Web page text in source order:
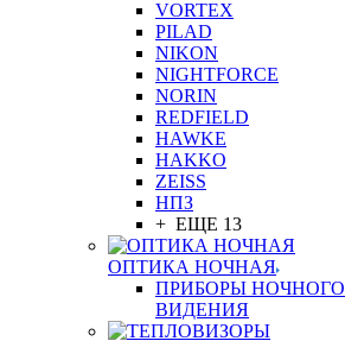
VORTEX
PILAD
NIKON
NIGHTFORCE
NORIN
REDFIELD
HAWKE
HAKKO
ZEISS
НПЗ
+ ЕЩЕ 13
ОПТИКА НОЧНАЯ
ПРИБОРЫ НОЧНОГО
ВИДЕНИЯ